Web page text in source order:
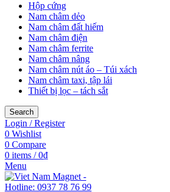
Hộp cứng
Nam châm dẻo
Nam châm đất hiếm
Nam châm điện
Nam châm ferrite
Nam châm nâng
Nam châm nút áo – Túi xách
Nam châm taxi, tập lái
Thiết bị lọc – tách sắt
Search
Login / Register
0 Wishlist
0 Compare
0 items / 0₫
Menu